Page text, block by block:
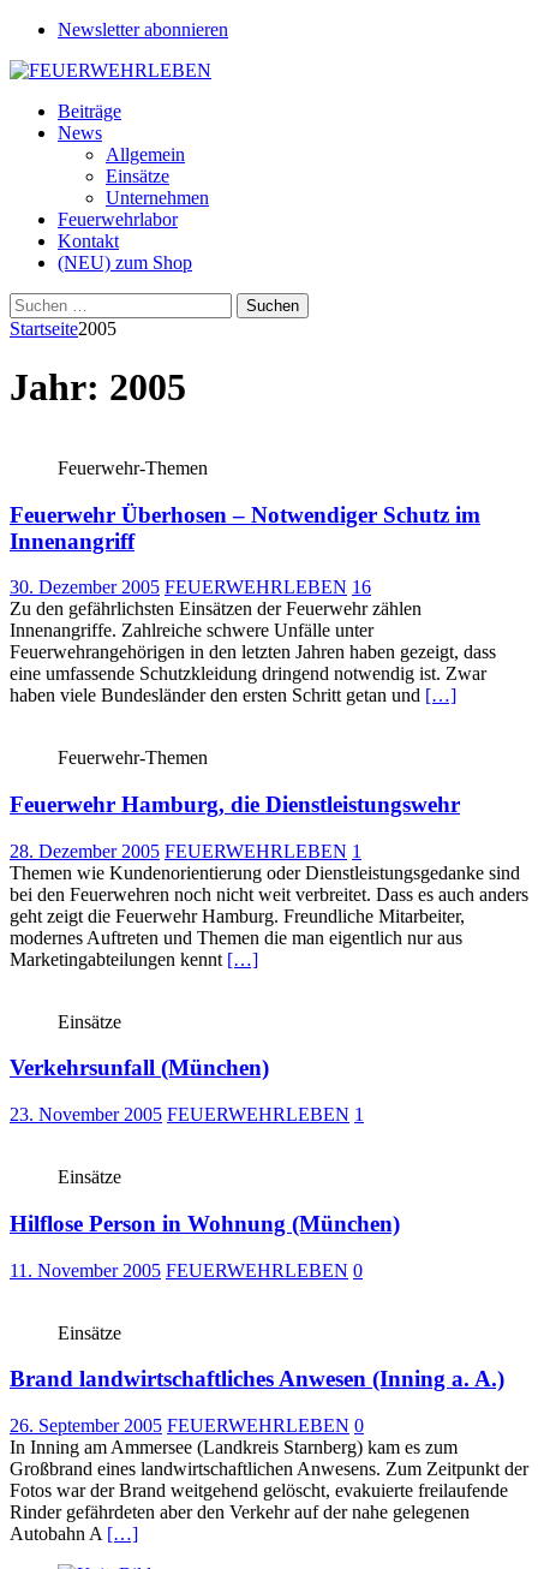
Newsletter abonnieren
Beiträge
News
Allgemein
Einsätze
Unternehmen
Feuerwehrlabor
Kontakt
(NEU) zum Shop
Suchen
nach:
Startseite2005
Jahr: 2005
Feuerwehr-Themen
Feuerwehr Überhosen – Notwendiger Schutz im
Innenangriff
30. Dezember 2005 FEUERWEHRLEBEN 16
Zu den gefährlichsten Einsätzen der Feuerwehr zählen
Innenangriffe. Zahlreiche schwere Unfälle unter
Feuerwehrangehörigen in den letzten Jahren haben gezeigt, dass
eine umfassende Schutzkleidung dringend notwendig ist. Zwar
haben viele Bundesländer den ersten Schritt getan und […]
Feuerwehr-Themen
Feuerwehr Hamburg, die Dienstleistungswehr
28. Dezember 2005 FEUERWEHRLEBEN 1
Themen wie Kundenorientierung oder Dienstleistungsgedanke sind
bei den Feuerwehren noch nicht weit verbreitet. Dass es auch anders
geht zeigt die Feuerwehr Hamburg. Freundliche Mitarbeiter,
modernes Auftreten und Themen die man eigentlich nur aus
Marketingabteilungen kennt […]
Einsätze
Verkehrsunfall (München)
23. November 2005 FEUERWEHRLEBEN 1
Einsätze
Hilflose Person in Wohnung (München)
11. November 2005 FEUERWEHRLEBEN 0
Einsätze
Brand landwirtschaftliches Anwesen (Inning a. A.)
26. September 2005 FEUERWEHRLEBEN 0
In Inning am Ammersee (Landkreis Starnberg) kam es zum
Großbrand eines landwirtschaftlichen Anwesens. Zum Zeitpunkt der
Fotos war der Brand weitgehend gelöscht, evakuierte freilaufende
Rinder gefährdeten aber den Verkehr auf der nahe gelegenen
Autobahn A […]